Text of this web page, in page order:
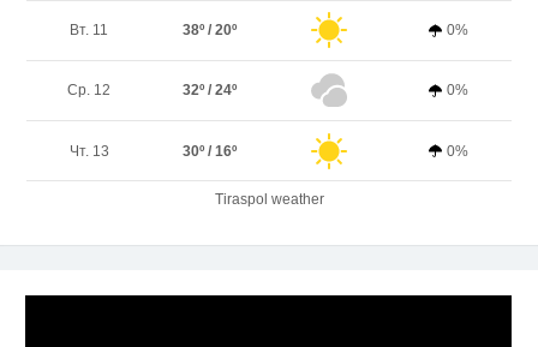
Вт. 11 38º / 20º 0%
Ср. 12 32º / 24º 0%
Чт. 13 30º / 16º 0%
Tiraspol weather